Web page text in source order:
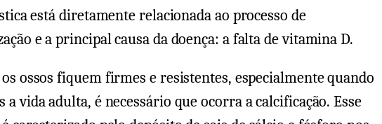
está diretamente relacionada ao processo de
e a principal causa da doença: a falta de vitamina D.
ossos fiquem firmes e resistentes, especialmente quando
a vida adulta, é necessário que ocorra a calcificação. Esse